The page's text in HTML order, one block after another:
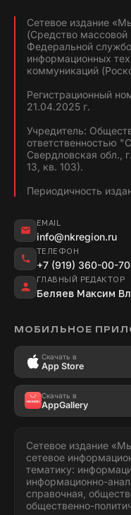
Сетевое издание
(Средство массовой
Федеральной
информационных
коммуникаций
Регистрационный
21.04.2025 г.
Учредитель:
Свердловская обл.,
13, кв. 103).
Периодичность
EMAIL
info@nkregion.ru
ТЕЛЕФОН
+7 (919) 360-00-70
ГЛАВНЫЙ РЕДАКТОР
Беляев Максим
МОБИЛЬНОЕ
Скачать в
App Store
Скачать в
AppGallery
Сетевое издание
сетевое
тематику:
информационно-
справочная,
общественно-